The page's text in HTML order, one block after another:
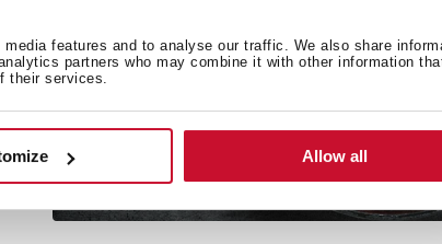
features and to analyse our traffic. We also share
partners who may combine it with other information
their services.
Allow all